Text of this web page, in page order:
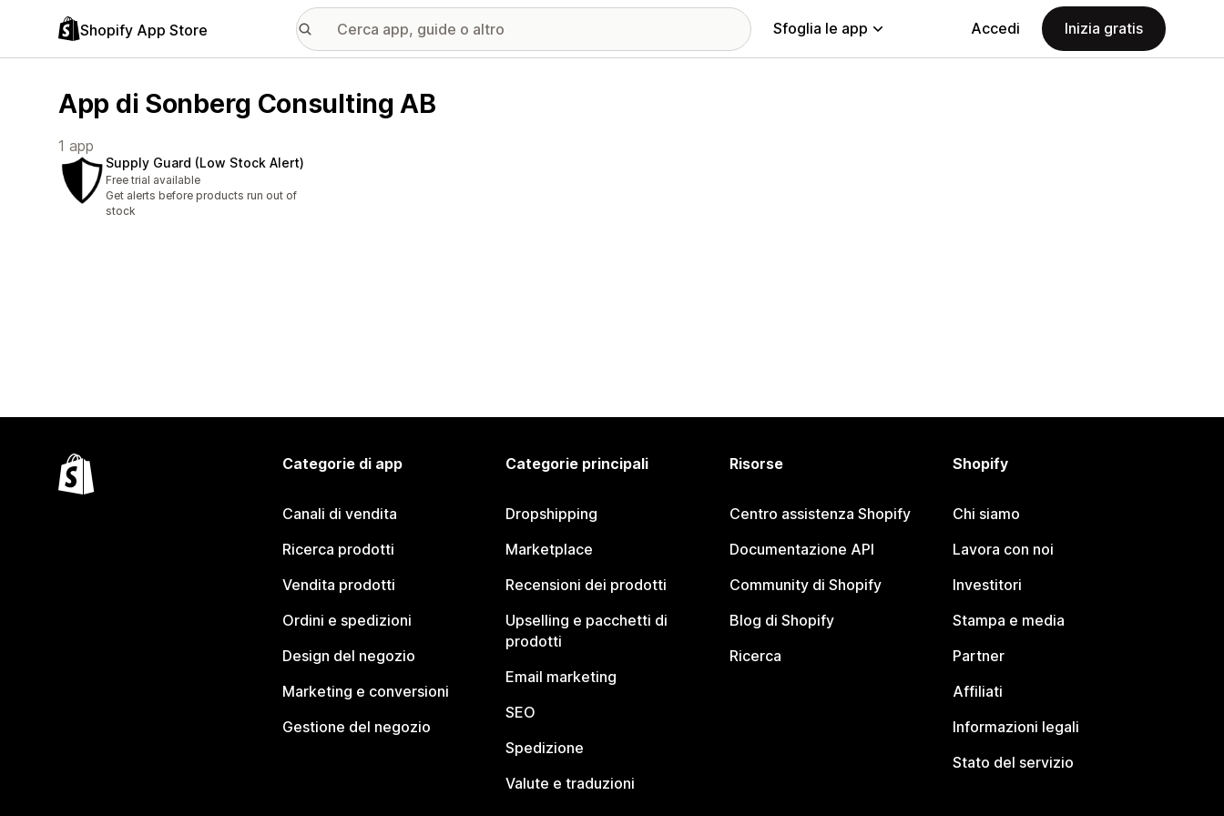
Shopify App Store Sfoglia le app Accedi Inizia gratis
App di Sonberg Consulting AB
1 app
Supply Guard (Low Stock Alert)
Free trial available
Get alerts before products run out of
stock
Categorie di app
Canali di vendita
Ricerca prodotti
Vendita prodotti
Ordini e spedizioni
Design del negozio
Marketing e conversioni
Gestione del negozio
Categorie principali
Dropshipping
Marketplace
Recensioni dei prodotti
Upselling e pacchetti di
prodotti
Email marketing
SEO
Spedizione
Valute e traduzioni
Risorse
Centro assistenza Shopify
Documentazione API
Community di Shopify
Blog di Shopify
Ricerca
Shopify
Chi siamo
Lavora con noi
Investitori
Stampa e media
Partner
Affiliati
Informazioni legali
Stato del servizio